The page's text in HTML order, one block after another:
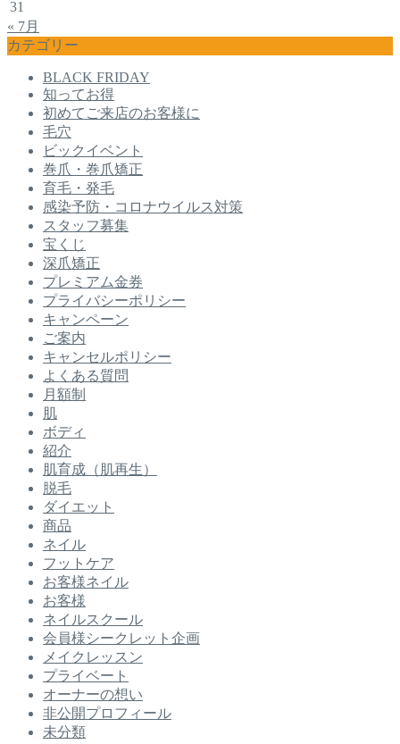
31
« 7月
カテゴリー
BLACK FRIDAY
知ってお得
初めてご来店のお客様に
毛穴
ビックイベント
巻爪・巻爪矯正
育毛・発毛
感染予防・コロナウイルス対策
スタッフ募集
宝くじ
深爪矯正
プレミアム金券
プライバシーポリシー
キャンペーン
ご案内
キャンセルポリシー
よくある質問
月額制
肌
ボディ
紹介
肌育成（肌再生）
脱毛
ダイエット
商品
ネイル
フットケア
お客様ネイル
お客様
ネイルスクール
会員様シークレット企画
メイクレッスン
プライベート
オーナーの想い
非公開プロフィール
未分類